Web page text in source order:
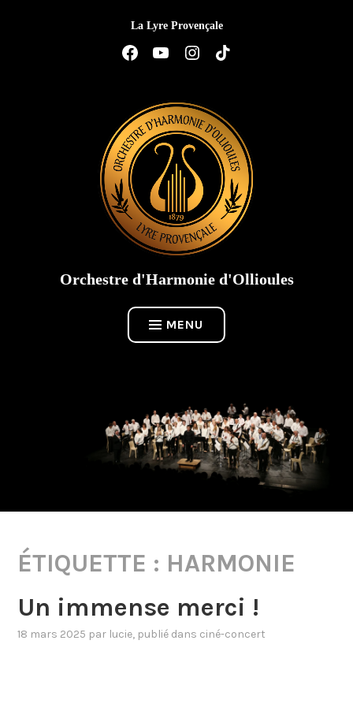
La Lyre Provençale
Élément
de
Élément
de
Élément
de
Élément
de
Orchestre d'Harmonie d'Ollioules
MENU
ÉTIQUETTE : HARMONIE
Un immense merci !
18 mars 2025 par lucie, publié dans ciné-concert